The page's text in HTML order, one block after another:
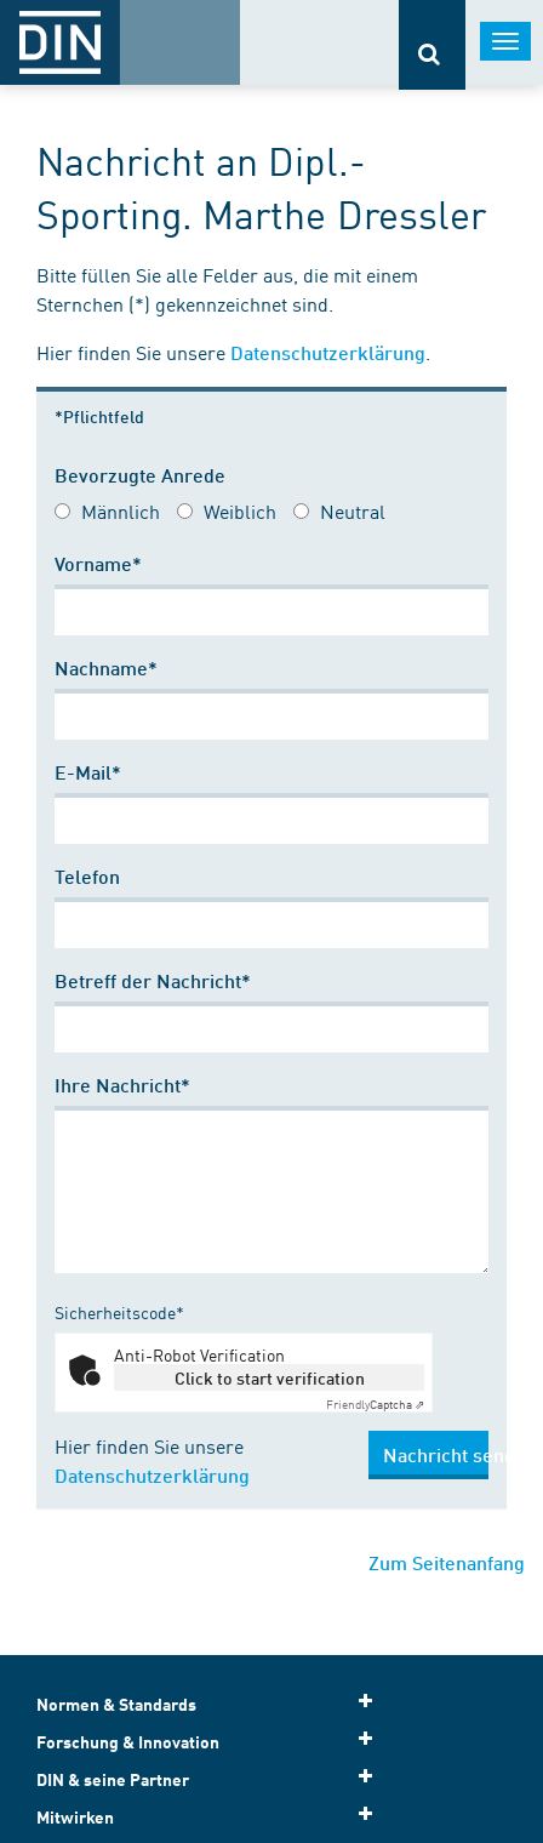
Nachricht an Dipl.-
Sporting. Marthe Dressler
Bitte füllen Sie alle Felder aus, die mit einem
Sternchen (*) gekennzeichnet sind.
Hier finden Sie unsere Datenschutzerklärung
*Pflichtfeld
Bevorzugte Anrede
Männlich Weiblich Neutral
Vorname*
Nachname*
E-Mail*
Telefon
Betreff der Nachricht*
Ihre Nachricht*
Sicherheitscode*
Anti-Robot Verification
Click to start verification
FriendlyCaptcha ⇗
Hier finden Sie unsere
Datenschutzerklärung
Nachricht senden
Zum Seitenanfang
Normen & Standards
Forschung & Innovation
DIN & seine Partner
Mitwirken